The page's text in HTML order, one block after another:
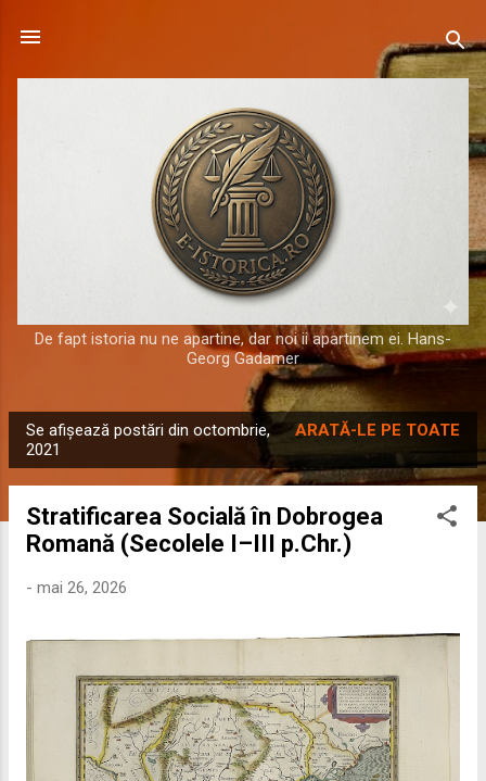
De fapt istoria nu ne apartine, dar noi ii apartinem ei. Hans-
Georg Gadamer
o
Se afișează postări din octombrie,
2021
ARATĂ-LE PE TOATE
Stratificarea Socială în Dobrogea
Romană (Secolele I–III p.Chr.)
- mai 26, 2026